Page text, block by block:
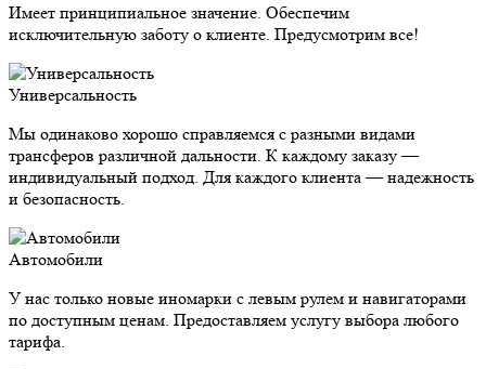
Имеет принципиальное значение. Обеспечим
исключительную заботу о клиенте. Предусмотрим все!
Универсальность
Мы одинаково хорошо справляемся с разными видами
трансферов различной дальности. К каждому заказу —
индивидуальный подход. Для каждого клиента — надежность
и безопасность.
Автомобили
У нас только новые иномарки с левым рулем и навигаторами
по доступным ценам. Предоставляем услугу выбора любого
тарифа.